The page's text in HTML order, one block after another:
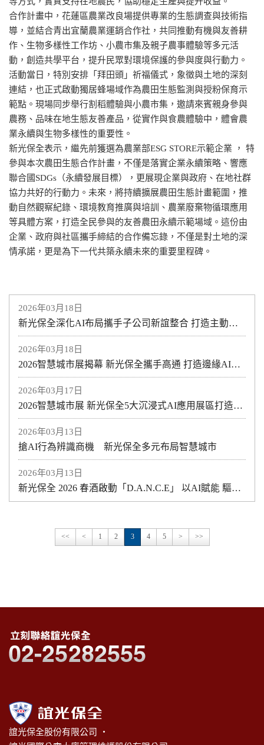
2026年03月18日
新光保全深化AI布局攜手子公司新誼整合 打造主動式智慧防護新模式助力醫療與產業安全升級
2026年03月18日
2026智慧城市展揭幕 新光保全攜手高通 打造邊緣AI智慧防護新紀元
2026年03月17日
2026智慧城市展 新光保全5大沉浸式AI應用展區打造全方位空間安全規劃
2026年03月13日
搶AI行為辨識商機 新光保全多元布局智慧城市
2026年03月13日
新光保全 2026 春酒啟動「D.A.N.C.E」 以AI賦能 驅動安全科技與營運升級
<< < 1 2 3 4 5 > >>
合作計畫中，花蓮區農業改良場提供專業的生態調查與技術指
導，並結合青出宜蘭農業運銷合作社，共同推動有機與友善耕
作、生物多樣性工作坊、小農市集及親子農事體驗等多元活
動，創造共學平台，提升民眾對環境保護的參與度與行動力。
活動當日，特別安排「拜田頭」祈福儀式，象徵與土地的深刻
連結，也正式啟動獨居蜂場域作為農田生態監測與授粉保育示
範點。現場同步舉行割稻體驗與小農市集，邀請來賓親身參與
農務、品味在地生態友善產品，從實作與食農體驗中，體會農
業永續與生物多樣性的重要性。
新光保全表示，繼先前獲選為農業部ESG STORE示範企業 ， 特
參與本次農田生態合作計畫，不僅是落實企業永續策略、響應
聯合國SDGs（永續發展目標），更展現企業與政府、在地社群
協力共好的行動力。未來，將持續擴展農田生態計畫範圍，推
動自然觀察紀錄、環境教育推廣與培訓、農業廢棄物循環應用
等具體方案，打造全民參與的友善農田永續示範場域。這份由
企業、政府與社區攜手締結的合作備忘錄，不僅是對土地的深
情承諾，更是為下一代共築永續未來的重要里程碑。
誼光保全股份有限公司 ‧